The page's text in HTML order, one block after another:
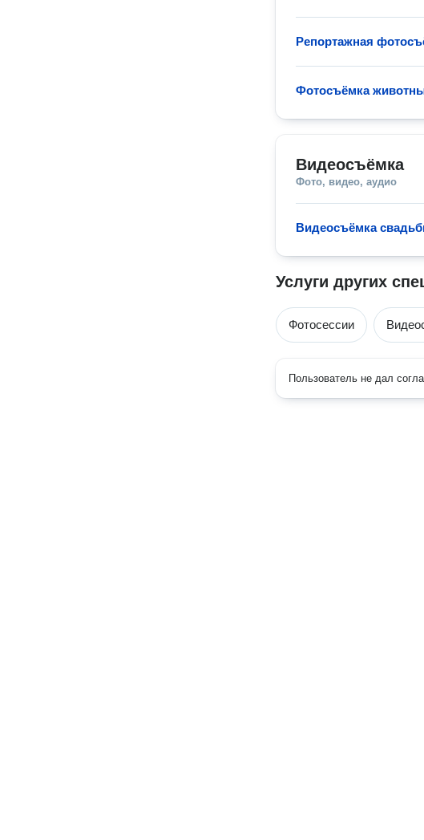
Репортажная
Фотосъёмка
Видеосъёмка
Фото, видео, аудио
Видеосъёмка
Услуги других
Фотосессии
Пользователь не дал